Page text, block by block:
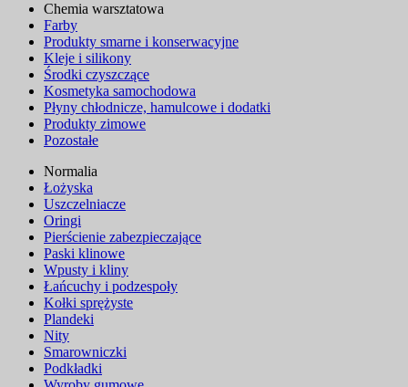
Chemia warsztatowa
Farby
Produkty smarne i konserwacyjne
Kleje i silikony
Środki czyszczące
Kosmetyka samochodowa
Płyny chłodnicze, hamulcowe i dodatki
Produkty zimowe
Pozostałe
Normalia
Łożyska
Uszczelniacze
Oringi
Pierścienie zabezpieczające
Paski klinowe
Wpusty i kliny
Łańcuchy i podzespoły
Kołki sprężyste
Plandeki
Nity
Smarowniczki
Podkładki